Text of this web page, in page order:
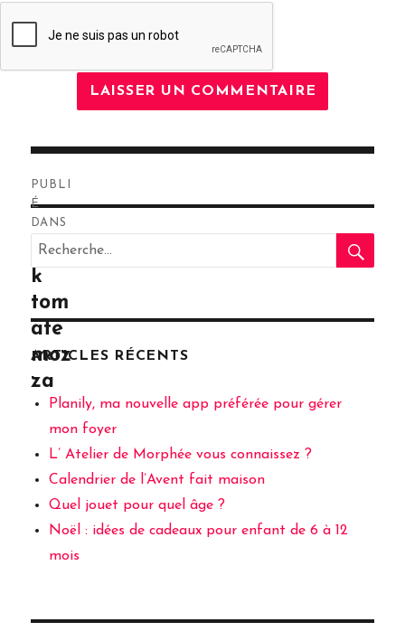
de
l’article
PUBLI
É
DANS
Bric
k
tom
ate
moz
za
Recherche
pour
:
ARTICLES RÉCENTS
Planily, ma nouvelle app préférée pour gérer
mon foyer
L’ Atelier de Morphée vous connaissez ?
Calendrier de l’Avent fait maison
Quel jouet pour quel âge ?
Noël : idées de cadeaux pour enfant de 6 à 12
mois